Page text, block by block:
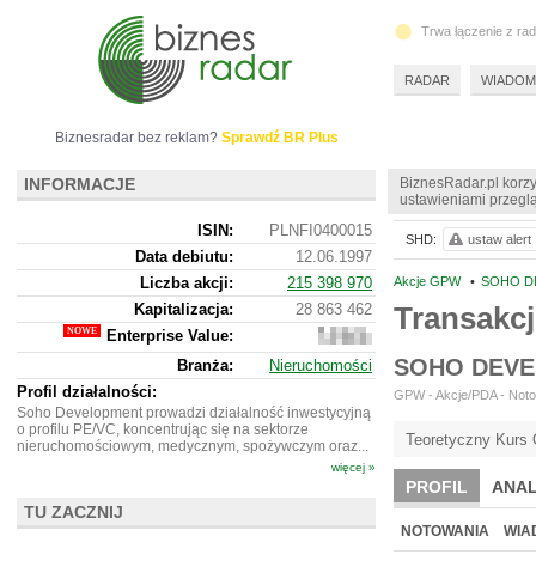
BiznesRadar.pl
ustawieniami
Akcje GPW • SOHO
SOHO
GPW - Akcje/PDA -
Teoretyczny Kurs
PROFIL
BR LAB
NOTOWANIA
SHD: ustaw alert
Biznesradar bez reklam? Sprawdź BR Plus
INFORMACJE
ISIN:
PLNFI0400015
Data debiutu:
12.06.1997
Liczba akcji:
215 398 970
Kapitalizacja:
28 863 462
Enterprise Value:
122
462
Branża:
Nieruchomości
Profil działalności:
Soho Development prowadzi działalność inwestycyjną
o profilu PE/VC, koncentrując się na sektorze
nieruchomościowym, medycznym, spożywczym oraz...
więcej »
TU ZACZNIJ
Trwa łączenie z
RADAR